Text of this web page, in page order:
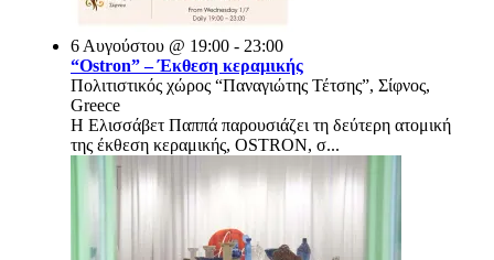
6 Αυγούστου @ 19:00 - 23:00
“Ostron” – Έκθεση κεραμικής
Πολιτιστικός χώρος “Παναγιώτης Τέτσης”, Σίφνος,
Greece
Η Ελισσάβετ Παππά παρουσιάζει τη δεύτερη ατομική
της έκθεση κεραμικής, OSTRON, σ...